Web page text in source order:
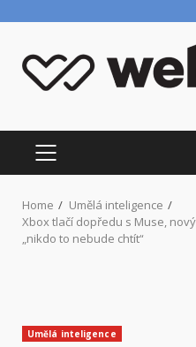
content
PRIMARY
MENU
Home
Umělá inteligence
Xbox tlačí dopředu s Muse,
„nikdo to nebude chtít“
Umělá inteligence